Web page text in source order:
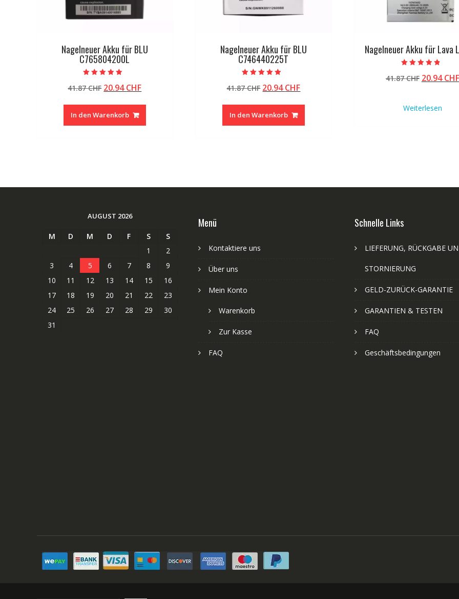
Nagelneuer Akku für BLU
C765804200L
5.00
von 5
41.87CHF Ursprünglicher
war:
41.87 CHF
20.94CHFAktueller
In den Warenkorb
Nagelneuer Akku für BLU
C746440225T
5.00
von 5
41.87CHF Ursprünglicher
war:
41.87 CHF
20.94CHFAktueller
In den Warenkorb
Nagelneuer Akku für Lava
4.50
von 5
41.87CHF
41.87 CHF
20.94CHF
Weiterlesen
AUGUST 2026
M D M D F S
S
1
2
3
4 5 6 7 8
9
10
11 12 13 14 15
16
17
18 19 20 21 22
23
24
25 26 27 28 29
30
31
Menü
Kontaktiere uns
Über uns
Mein Konto
Warenkorb
Zur Kasse
FAQ
Schnelle Links
LIEFERUNG, RÜCKGABE
STORNIERUNG
GELD-ZURÜCK-GARANTIE
GARANTIEN & TESTEN
FAQ
Geschäftsbedingungen